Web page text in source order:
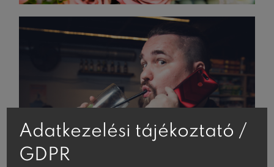
Adatkezelési tájékoztató /
GDPR